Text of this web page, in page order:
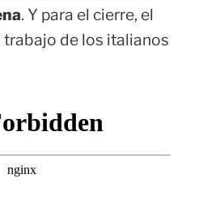
. Y para el cierre, el
de los italianos